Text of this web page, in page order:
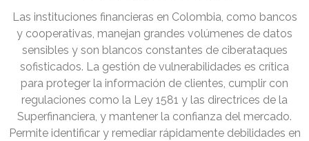
Las instituciones financieras en Colombia, como bancos
y cooperativas, manejan grandes volúmenes de datos
sensibles y son blancos constantes de ciberataques
sofisticados. La gestión de vulnerabilidades es crítica
para proteger la información de clientes, cumplir con
regulaciones como la Ley 1581 y las directrices de la
Superfinanciera, y mantener la confianza del mercado.
Permite identificar y remediar rápidamente debilidades en